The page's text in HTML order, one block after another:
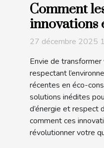
Comment
innovations
construction
27 décembre 2025
Envie de
respectant
récentes en éco-
solutions inédites
d’énergie et respect
comment ces
révolutionner votre